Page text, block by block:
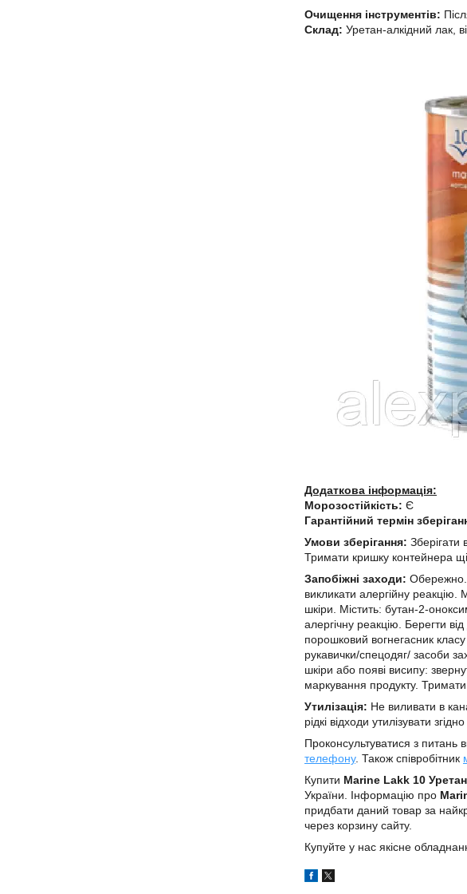
Очищення інструментів:
Склад: Уретан-алкідний лак,
Додаткова інформація:
Морозостійкість: Є
Гарантійний термін
Умови зберігання:
Тримати кришку контейнера
Запобіжні заходи: Обережно.
викликати алергійну реакцію.
шкіри. Містить: бутан-2-
алергічну реакцію. Берегти
порошковий вогнегасник
рукавички/спецодяг/ засоби
шкіри або появі висипу:
маркування продукту. Тримати
Утилізація: Не виливати в
рідкі відходи утилізувати
Проконсультуватися з питань
телефону. Також співробітник
Купити Marine Lakk 10
України. Інформацію про
придбати даний товар за
через корзину сайту.
Купуйте у нас якісне